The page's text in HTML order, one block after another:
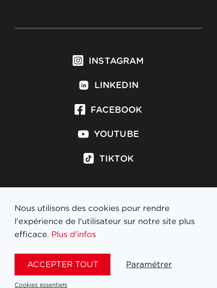
INSTAGRAM
LINKEDIN
FACEBOOK
YOUTUBE
TIKTOK
S'inscrire à la newsletter
Nous utilisons des cookies pour rendre
l'expérience de l'utilisateur sur notre site plus
efficace. Plus d'infos
ACCEPTER TOUT Paramétrer
Cookies essentiels